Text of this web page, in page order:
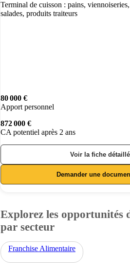
Terminal de cuisson : pains,
salades, produits traiteurs
80 000 €
Apport personnel
872 000 €
CA potentiel après 2 ans
Voir la fiche
Demander une
Explorez les opportunités
par secteur
Franchise Alimentaire